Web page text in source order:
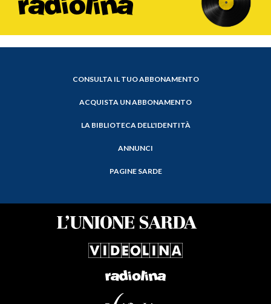
CONSULTA IL TUO ABBONAMENTO
ACQUISTA UN ABBONAMENTO
LA BIBLIOTECA DELL'IDENTITÀ
ANNUNCI
PAGINE SARDE